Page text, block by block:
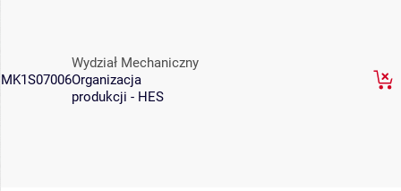
MK1S07006
Wydział Mechaniczny
Organizacja
produkcji - HES